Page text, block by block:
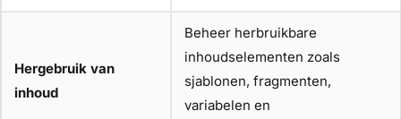
Hergebruik van
inhoud
Beheer herbruikbare
inhoudselementen zoals
sjablonen, fragmenten,
variabelen en